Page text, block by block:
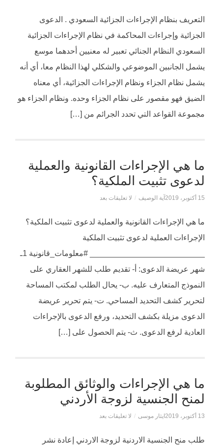
التعريف بنظام الإجراءات الجزائية السعودي . الدعوى
الجزائية وإجراءات المحاكمة في نظام الإجراءات الجزائية
السعودي النظام الجنائي تعبير له معنيين أحدهما موسع
يشمل الجانبين الموضوعي والشكلي لهذا النظام معا، أي أنه
يشمل نظام الجزاء ونظام الإجراءات الجزائية، أي معناه
الضيق فهو مقصور على نظام الجزاء وحده. ونظام الجزاء هو
مجموعة القواعد التي تحدد الجرائم من […]
ما هي الإجراءات القانونية والعملية
لدعوى تثبيت الملكية؟
15 أكتوبر، 2019 آية الوصيف / لا تعليقات بعد
ما هي الإجراءات القانونية والعملية لدعوى تثبيت الملكية؟
الإجراءات العملية لدعوى تثبيت الملكية
__________________________ #معلومات_قانونية 1ـ
شهر عريضة الدعوى: أ‌- تقديم طلب للشهر العقاري على
النموذج المتعارف عليه. ب‌- يحال الطلب لمكتب المساحة
لتحرير كشف التحديد المساحي. ت‌- يتم تحرير عريضة
الدعوى مزيلة بكشف التحديد، ورفع الدعوى بالإجراءات
العادية لرفع الدعوى. ث‌- يتم الحصول على […]
ما هي الإجراءات والوثائق المطلوبة
لمنح الجنسية لزوجة الأردني
13 أكتوبر، 2019 ايثار موسى / لا تعليقات بعد
طلب منح الجنسية الاردنية لزوجة الاردني إعادة نشر